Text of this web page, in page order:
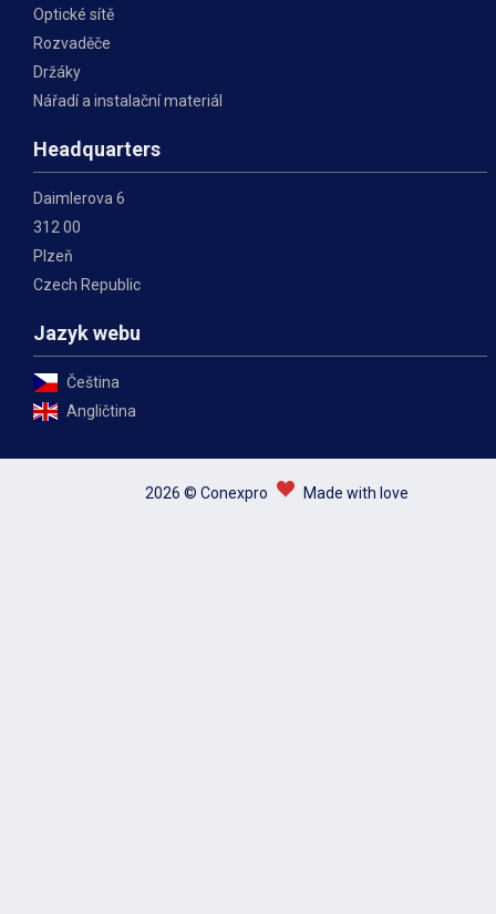
Optické sítě
Rozvaděče
Držáky
Nářadí a instalační materiál
Headquarters
Daimlerova 6
312 00
Plzeň
Czech Republic
Jazyk webu
Čeština
Angličtina
2026 © Conexpro Made with love